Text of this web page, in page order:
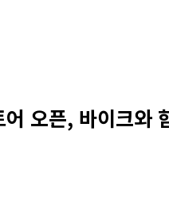
오픈, 바이크와